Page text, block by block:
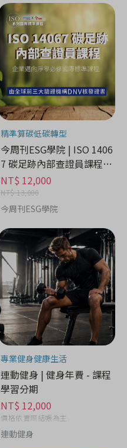
精準算碳低碳轉型
今周刊ESG學院 | ISO 1406
7 碳足跡內部查證員課程 -
課程學習分期
NT$ 12,000
NT$ 13,000
今周刊ESG學院
專業健身健康生活
連動健身 | 健身年費 - 課程
學習分期
NT$ 12,000
價格依實際結帳為主
連動健身